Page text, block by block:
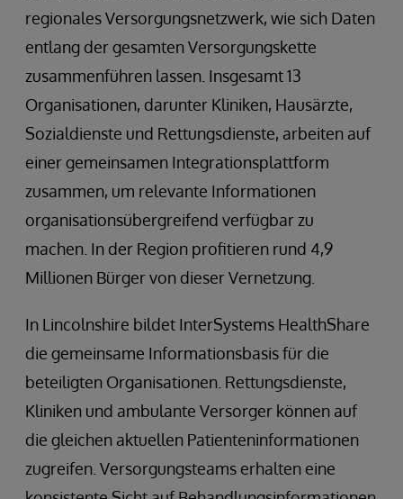
regionales Versorgungsnetzwerk, wie sich Daten
entlang der gesamten Versorgungskette
zusammenführen lassen. Insgesamt 13
Organisationen, darunter Kliniken, Hausärzte,
Sozialdienste und Rettungsdienste, arbeiten auf
einer gemeinsamen Integrationsplattform
zusammen, um relevante Informationen
organisationsübergreifend verfügbar zu
machen. In der Region profitieren rund 4,9
Millionen Bürger von dieser Vernetzung.
In Lincolnshire bildet InterSystems HealthShare
die gemeinsame Informationsbasis für die
beteiligten Organisationen. Rettungsdienste,
Kliniken und ambulante Versorger können auf
die gleichen aktuellen Patienteninformationen
zugreifen. Versorgungsteams erhalten eine